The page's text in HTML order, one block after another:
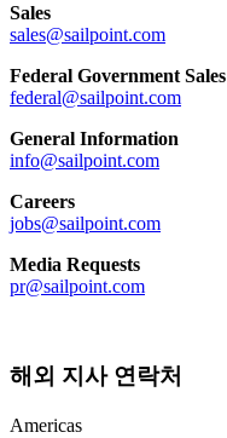
Sales
sales@sailpoint.com
Federal Government Sales
federal@sailpoint.com
General Information
info@sailpoint.com
Careers
jobs@sailpoint.com
Media Requests
pr@sailpoint.com
해외 지사 연락처
Americas